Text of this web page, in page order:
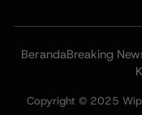
BerandaBreaking
Copyright © 2025